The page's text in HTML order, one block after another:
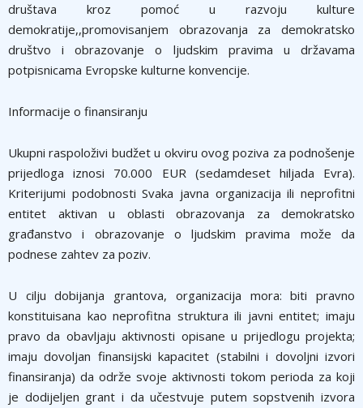
društava kroz pomoć u razvoju kulture
demokratije,,promovisanjem obrazovanja za demokratsko
društvo i obrazovanje o ljudskim pravima u državama
potpisnicama Evropske kulturne konvencije.
Informacije o finansiranju
Ukupni raspoloživi budžet u okviru ovog poziva za podnošenje
prijedloga iznosi 70.000 EUR (sedamdeset hiljada Evra).
Kriterijumi podobnosti Svaka javna organizacija ili neprofitni
entitet aktivan u oblasti obrazovanja za demokratsko
građanstvo i obrazovanje o ljudskim pravima može da
podnese zahtev za poziv.
U cilju dobijanja grantova, organizacija mora: biti pravno
konstituisana kao neprofitna struktura ili javni entitet; imaju
pravo da obavljaju aktivnosti opisane u prijedlogu projekta;
imaju dovoljan finansijski kapacitet (stabilni i dovoljni izvori
finansiranja) da održe svoje aktivnosti tokom perioda za koji
je dodijeljen grant i da učestvuje putem sopstvenih izvora